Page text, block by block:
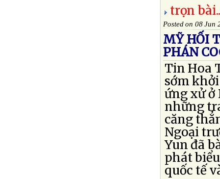
trọn
Posted on 08 Jun
MỸ HỐI
PHÁN
Tin Hoa
sớm
ứng xử ở
những
căng
Ngoại
Yun đã
phát
quốc tế